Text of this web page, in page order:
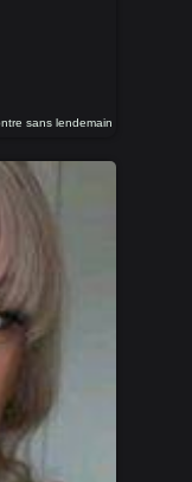
sans lendemain